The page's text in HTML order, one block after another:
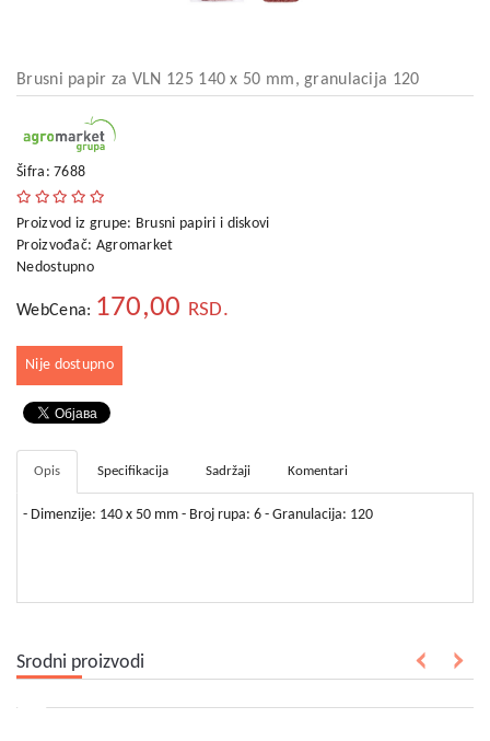
Alati
Sport
rekreacija
Auto
oprema
Odeća,
Putna
galanterija
Oprema
Brusni papir za VLN 125 140 x 50 mm, granulacija 120
Šifra: 7688
Proizvod iz grupe: Brusni papiri i diskovi
Proizvođač: Agromarket
Nedostupno
WebCena: 170,00 RSD.
Nije dostupno
Opis Specifikacija Sadržaji Komentari
- Dimenzije: 140 x 50 mm - Broj rupa: 6 - Granulacija: 120
Srodni proizvodi